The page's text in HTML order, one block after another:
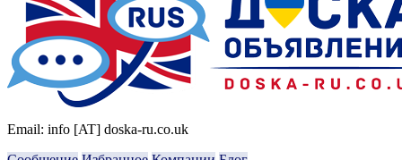
Email: info [AT] doska-ru.co.uk